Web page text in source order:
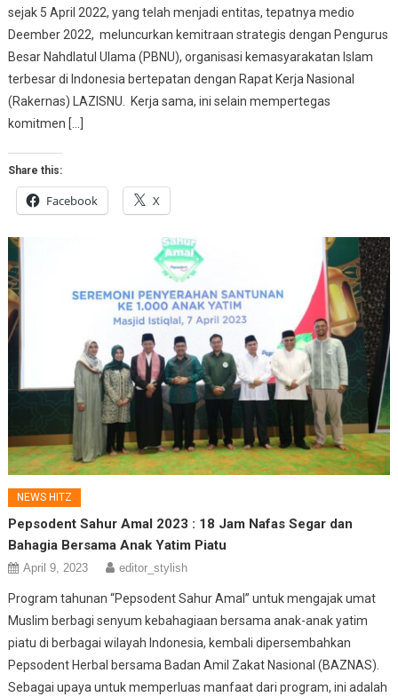
sejak 5 April 2022, yang telah menjadi entitas, tepatnya medio
Deember 2022, meluncurkan kemitraan strategis dengan Pengurus
Besar Nahdlatul Ulama (PBNU), organisasi kemasyarakatan Islam
terbesar di Indonesia bertepatan dengan Rapat Kerja Nasional
(Rakernas) LAZISNU. Kerja sama, ini selain mempertegas
komitmen […]
Share this:
Facebook X
NEWS HITZ
Pepsodent Sahur Amal 2023 : 18 Jam Nafas Segar dan
Bahagia Bersama Anak Yatim Piatu
April 9, 2023 editor_stylish
Program tahunan “Pepsodent Sahur Amal” untuk mengajak umat
Muslim berbagi senyum kebahagiaan bersama anak-anak yatim
piatu di berbagai wilayah Indonesia, kembali dipersembahkan
Pepsodent Herbal bersama Badan Amil Zakat Nasional (BAZNAS).
Sebagai upaya untuk memperluas manfaat dari program, ini adalah